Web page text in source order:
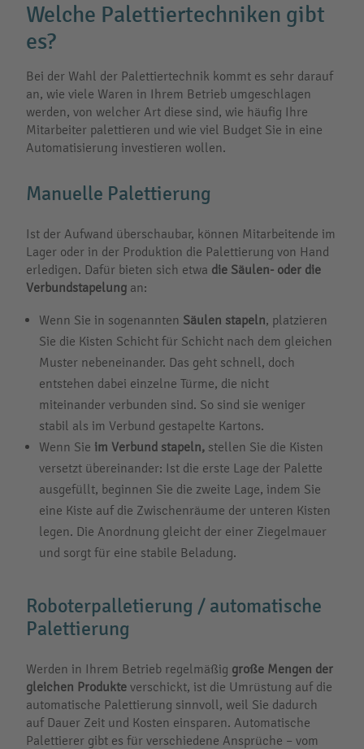
Welche Palettiertechniken gibt
es?
Bei der Wahl der Palettiertechnik kommt es sehr darauf
an, wie viele Waren in Ihrem Betrieb umgeschlagen
werden, von welcher Art diese sind, wie häufig Ihre
Mitarbeiter palettieren und wie viel Budget Sie in eine
Automatisierung investieren wollen.
Manuelle Palettierung
Ist der Aufwand überschaubar, können Mitarbeitende im
Lager oder in der Produktion die Palettierung von Hand
erledigen. Dafür bieten sich etwa die Säulen- oder die
Verbundstapelung an:
Wenn Sie in sogenannten Säulen stapeln, platzieren
Sie die Kisten Schicht für Schicht nach dem gleichen
Muster nebeneinander. Das geht schnell, doch
entstehen dabei einzelne Türme, die nicht
miteinander verbunden sind. So sind sie weniger
stabil als im Verbund gestapelte Kartons.
Wenn Sie im Verbund stapeln, stellen Sie die Kisten
versetzt übereinander: Ist die erste Lage der Palette
ausgefüllt, beginnen Sie die zweite Lage, indem Sie
eine Kiste auf die Zwischenräume der unteren Kisten
legen. Die Anordnung gleicht der einer Ziegelmauer
und sorgt für eine stabile Beladung.
Roboterpalletierung / automatische
Palettierung
Werden in Ihrem Betrieb regelmäßig große Mengen der
gleichen Produkte verschickt, ist die Umrüstung auf die
automatische Palettierung sinnvoll, weil Sie dadurch
auf Dauer Zeit und Kosten einsparen. Automatische
Palettierer gibt es für verschiedene Ansprüche – vom